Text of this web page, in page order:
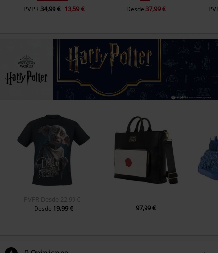
PVPR34,99 € 13,59 €
Desde37,99 €
PVPR Desde 22,99 €
Desde 19,99 € 97,99 €